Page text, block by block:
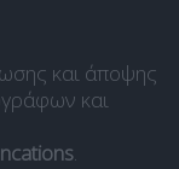
και άποψης
και
.